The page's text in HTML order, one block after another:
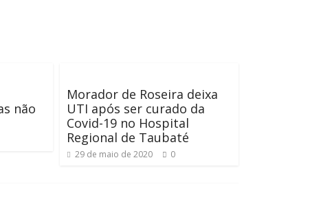
não
Morador de Roseira deixa
UTI após ser curado da
Covid-19 no Hospital
Regional de Taubaté
29 de maio de 2020 0